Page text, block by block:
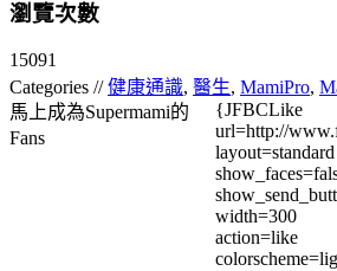
瀏覽次數
15091
Categories //健康通識, 醫生, MamiPro,
馬上成為Supermami的
Fans
{JFBCLike
url=http://
layout=standard
width=300
action=like